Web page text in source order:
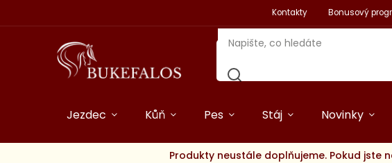
Kontakty Bonusový
Jezdec Kůň Pes Stáj Novinky
Produkty neustále doplňujeme. Pokud